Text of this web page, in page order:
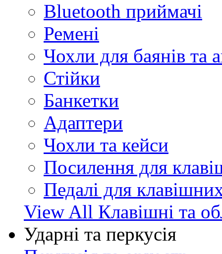
Bluetooth приймачі
Ремені
Чохли для баянів та
Стійки
Банкетки
Адаптери
Чохли та кейси
Посилення для
Педалі для
View All Клавішні та
Ударні та перкусія